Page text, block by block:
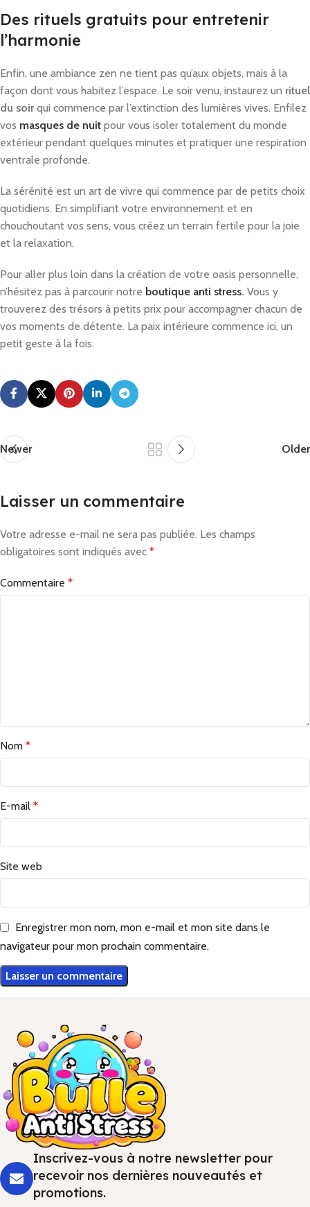
Des rituels gratuits pour entretenir
l’harmonie
Enfin, une ambiance zen ne tient pas qu’aux objets, mais à la
façon dont vous habitez l’espace. Le soir venu, instaurez un rituel
du soirqui commence par l’extinction des lumières vives. Enfilez
vos masques de nuit pour vous isoler totalement du monde
extérieur pendant quelques minutes et pratiquer une respiration
ventrale profonde.
La sérénité est un art de vivre qui commence par de petits choix
quotidiens. En simplifiant votre environnement et en
chouchoutant vos sens, vous créez un terrain fertile pour la joie
et la relaxation.
Pour aller plus loin dans la création de votre oasis personnelle,
n’hésitez pas à parcourir notre boutique anti stress. Vous y
trouverez des trésors à petits prix pour accompagner chacun de
vos moments de détente. La paix intérieure commence ici, un
petit geste à la fois.
Newer Older
Laisser un commentaire
Votre adresse e-mail ne sera pas publiée. Les champs
obligatoires sont indiqués avec *
Commentaire *
Nom *
E-mail *
Site web
Enregistrer mon nom, mon e-mail et mon site dans le
navigateur pour mon prochain commentaire.
Inscrivez-vous à notre newsletter pour
recevoir nos dernières nouveautés et
promotions.